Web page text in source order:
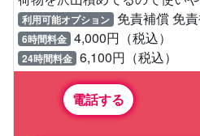
利用可能オプション 免責補償 免
6時間料金 4,000円（税込）
24時間料金 6,100円（税込）
電話する